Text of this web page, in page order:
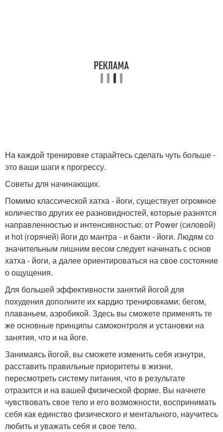
На каждой тренировке старайтесь сделать чуть больше -
это ваши шаги к прогрессу.
Советы для начинающих.
Помимо классической хатха - йоги, существует огромное
количество других ее разновидностей, которые разнятся
направленностью и интенсивностью: от Power (силовой)
и hot (горячей) йоги до мантра - и бакти - йоги. Людям со
значительным лишним весом следует начинать с основ
хатха - йоги, а далее ориентироваться на свое состояние
о ощущения.
Для большей эффективности занятий йогой для
похудения дополните их кардио тренировками: бегом,
плаваньем, аэробикой. Здесь вы сможете применять те
же основные принципы самоконтроля и установки на
занятия, что и на йоге.
Занимаясь йогой, вы сможете изменить себя изнутри,
расставить правильные приоритеты в жизни,
пересмотреть систему питания, что в результате
отразится и на вашей физической форме. Вы начнете
чувствовать свое тело и его возможности, воспринимать
себя как единство физического и ментального, научитесь
любить и уважать себя и свое тело.